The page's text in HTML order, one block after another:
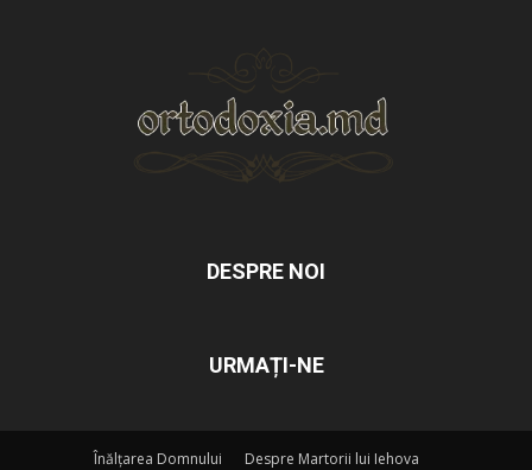
DESPRE NOI
URMAȚI-NE
Înălțarea Domnului Despre Martorii lui Iehova